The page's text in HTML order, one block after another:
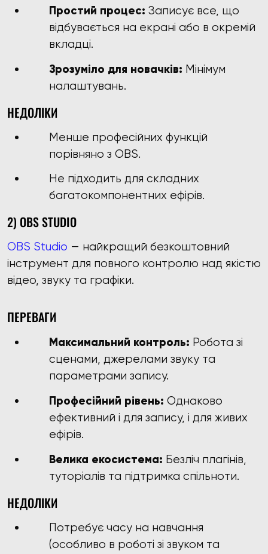
Простий процес: Записує все, що
відбувається на екрані або в окремій
вкладці.
Зрозуміло для новачків: Мінімум
налаштувань.
НЕДОЛІКИ
Менше професійних функцій
порівняно з OBS.
Не підходить для складних
багатокомпонентних ефірів.
2) OBS STUDIO
OBS Studio — найкращий безкоштовний
інструмент для повного контролю над якістю
відео, звуку та графіки.
ПЕРЕВАГИ
Максимальний контроль: Робота зі
сценами, джерелами звуку та
параметрами запису.
Професійний рівень: Однаково
ефективний і для запису, і для живих
ефірів.
Велика екосистема: Безліч плагінів,
туторіалів та підтримка спільноти.
НЕДОЛІКИ
Потребує часу на навчання
(особливо в роботі зі звуком та